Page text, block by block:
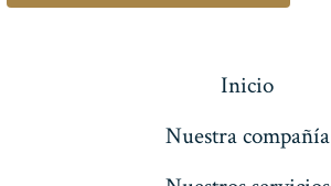
Inicio
Nuestra compañía